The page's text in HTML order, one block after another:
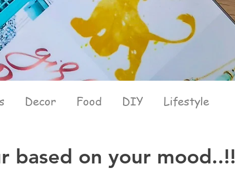
Decor Food DIY Lifestyle
based on your mood..!!